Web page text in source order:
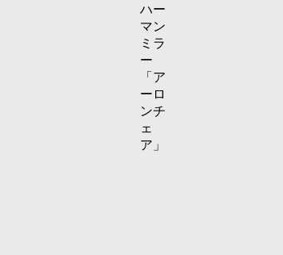
ハー
マン
ミラ
ー
「ア
ーロ
ンチ
ェ
ア」